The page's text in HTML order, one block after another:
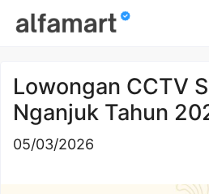
Lowongan CCTV
Nganjuk Tahun
05/03/2026